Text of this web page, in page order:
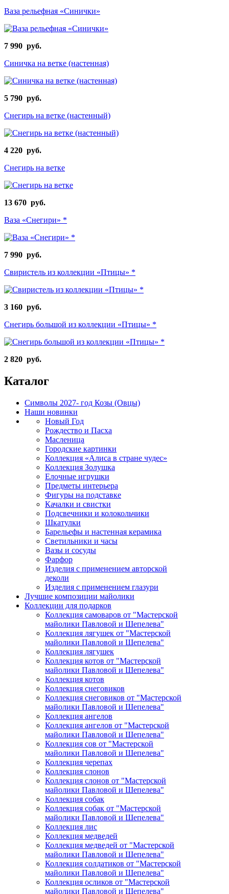
Ваза рельефная «Синички»
7 990 руб.
Синичка на ветке (настенная)
5 790 руб.
Снегирь на ветке (настенный)
4 220 руб.
Снегирь на ветке
13 670 руб.
Ваза «Снегири» *
7 990 руб.
Свиристель из коллекции «Птицы» *
3 160 руб.
Снегирь большой из коллекции «Птицы» *
2 820 руб.
Каталог
Символы 2027- год Козы (Овцы)
Наши новинки
Новый Год
Рождество и Пасха
Масленица
Городские картинки
Коллекция «Алиса в стране чудес»
Коллекция Золушка
Елочные игрушки
Предметы интерьера
Фигуры на подставке
Качалки и свистки
Подсвечники и колокольчики
Шкатулки
Барельефы и настенная керамика
Светильники и часы
Вазы и сосуды
Фарфор
Изделия с применением авторской
деколи
Изделия с применением глазури
Лучшие композиции майолики
Коллекции для подарков
Коллекция самоваров от "Мастерской
майолики Павловой и Шепелева"
Коллекция лягушек от "Мастерской
майолики Павловой и Шепелева"
Коллекция лягушек
Коллекция котов от "Мастерской
майолики Павловой и Шепелева"
Коллекция котов
Коллекция снеговиков
Коллекция снеговиков от "Мастерской
майолики Павловой и Шепелева"
Коллекция ангелов
Коллекция ангелов от "Мастерской
майолики Павловой и Шепелева"
Коллекция сов от "Мастерской
майолики Павловой и Шепелева"
Коллекция черепах
Коллекция слонов
Коллекция слонов от "Мастерской
майолики Павловой и Шепелева"
Коллекция собак
Коллекция собак от "Мастерской
майолики Павловой и Шепелева"
Коллекция лис
Коллекция медведей
Коллекция медведей от "Мастерской
майолики Павловой и Шепелева"
Коллекция солдатиков от "Мастерской
майолики Павловой и Шепелева"
Коллекция осликов от "Мастерской
майолики Павловой и Шепелева"